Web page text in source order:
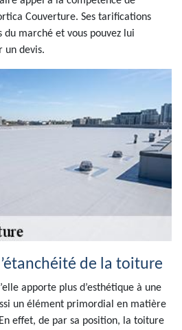
Couverture. Ses tarifications
du marché et vous pouvez lui
un devis.
de la toiture
apporte plus d’esthétique à une
un élément primordial en matière
effet, de par sa position, la toiture